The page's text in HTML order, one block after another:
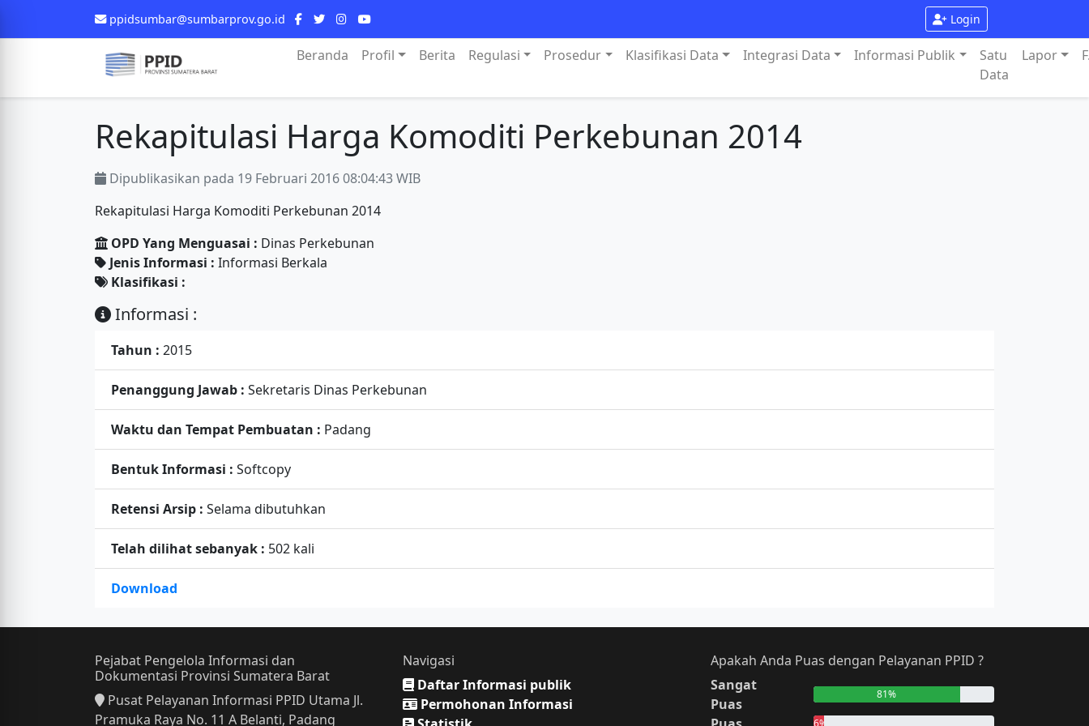
ppidsumbar@sumbarprov.go.id Login
Beranda Profil Berita Regulasi Prosedur Klasifikasi Data Integrasi Data Informasi Publik
Satu
Data
Lapor
Rekapitulasi Harga Komoditi Perkebunan 2014
Dipublikasikan pada 19 Februari 2016 08:04:43 WIB
Rekapitulasi Harga Komoditi Perkebunan 2014
OPD Yang Menguasai : Dinas Perkebunan
Jenis Informasi : Informasi Berkala
Klasifikasi :
Informasi :
Tahun : 2015
Penanggung Jawab : Sekretaris Dinas Perkebunan
Waktu dan Tempat Pembuatan : Padang
Bentuk Informasi : Softcopy
Retensi Arsip : Selama dibutuhkan
Telah dilihat sebanyak : 502 kali
Download
Pejabat Pengelola Informasi dan
Dokumentasi Provinsi Sumatera Barat
Pusat Pelayanan Informasi PPID Utama Jl.
Pramuka Raya No. 11 A Belanti, Padang
Navigasi
Daftar Informasi publik
Permohonan Informasi
Apakah Anda Puas dengan Pelayanan PPID ?
Sangat
Puas
81%
6%